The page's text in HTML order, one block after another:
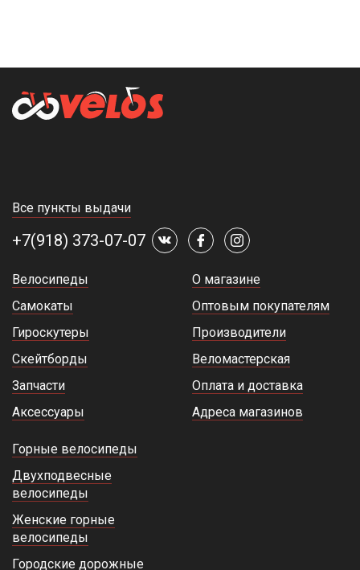
Все пункты выдачи
+7(918) 373-07-07
Велосипеды
Самокаты
Гироскутеры
Скейтборды
Запчасти
Аксессуары
О магазине
Оптовым покупателям
Производители
Веломастерская
Оплата и доставка
Адреса магазинов
Горные велосипеды
Двухподвесные
велосипеды
Женские горные
велосипеды
Городские дорожные